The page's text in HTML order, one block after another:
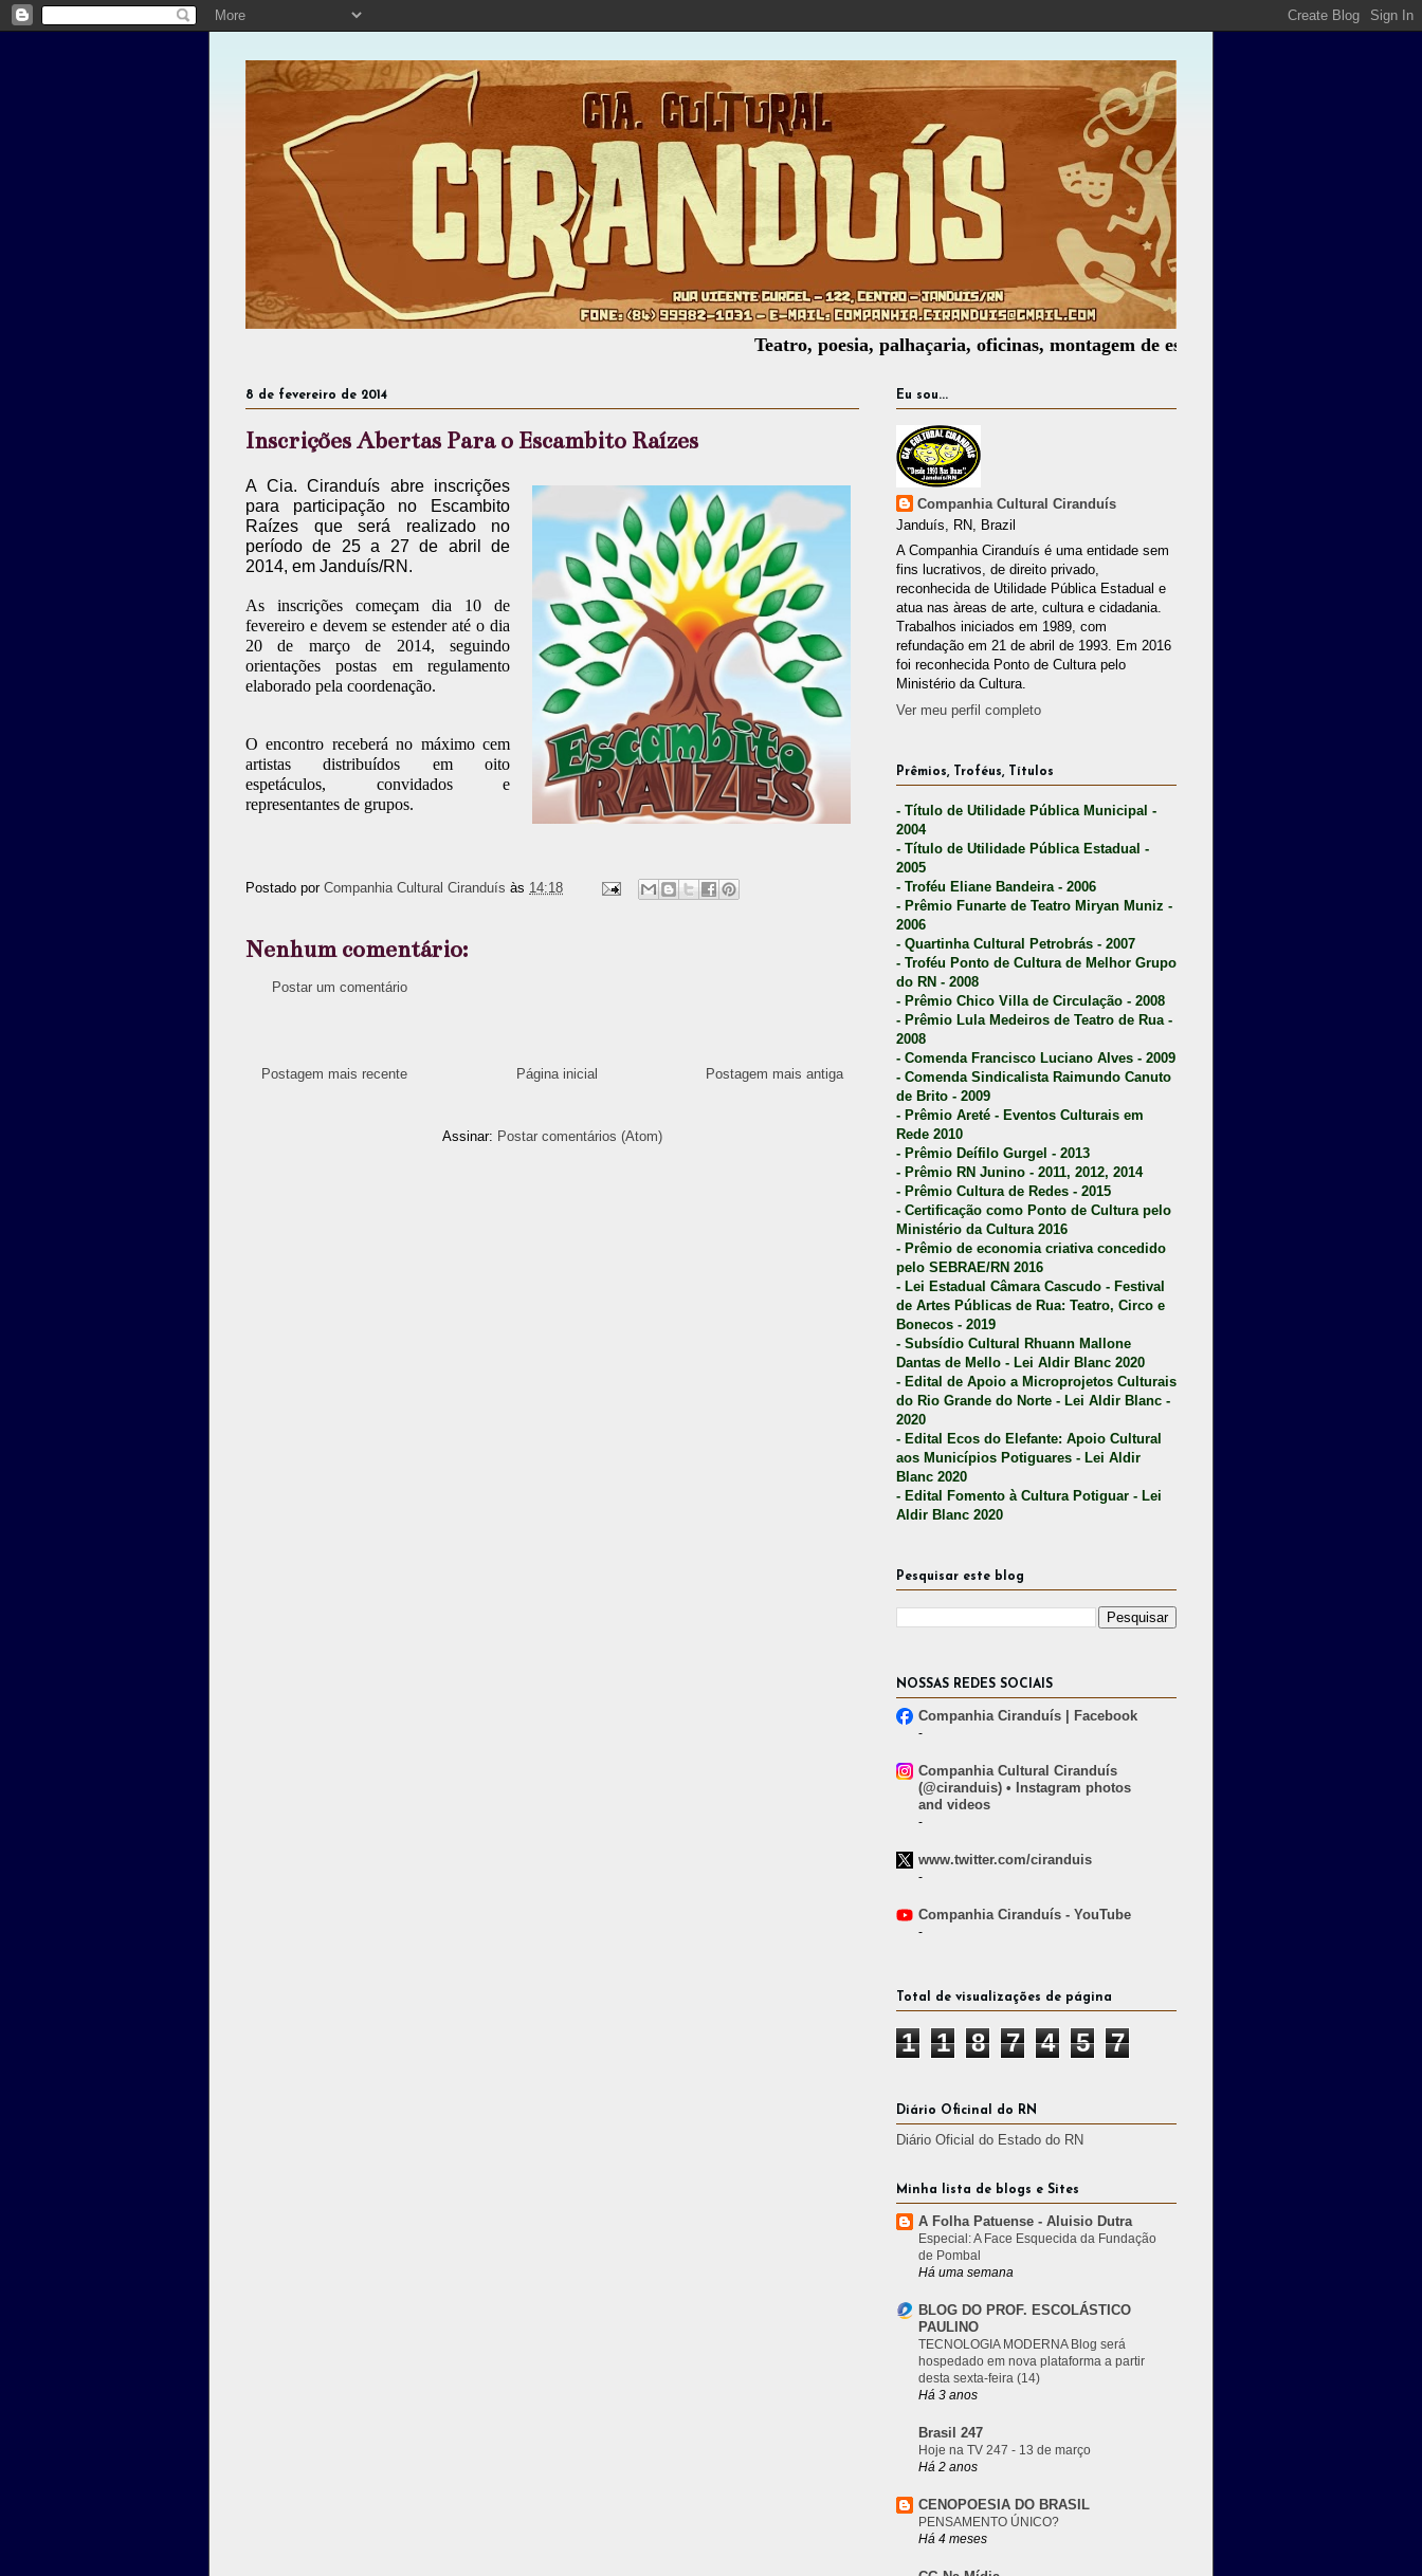
Teatro, poesia, palhaçaria, oficinas, montagem de espetáculos, assessoria cultural,
8 de fevereiro de 2014
Inscrições Abertas Para o Escambito Raízes
A Cia. Ciranduís abre inscrições
para participação no Escambito
Raízes que será realizado no
período de 25 a 27 de abril de
2014, em Janduís/RN.
As inscrições começam dia 10 de
fevereiro e devem se estender até o dia
20 de março de 2014, seguindo
orientações postas em regulamento
elaborado pela coordenação.
O encontro receberá no máximo cem
artistas distribuídos em oito
espetáculos, convidados e
representantes de grupos.
Postado por Companhia Cultural Ciranduís às 14:18
Nenhum comentário:
Postar um comentário
Postagem mais recente Postagem mais antiga
Página inicial
Assinar: Postar comentários (Atom)
Eu sou...
Companhia Cultural Ciranduís
Janduís, RN, Brazil
A Companhia Ciranduís é uma entidade sem
fins lucrativos, de direito privado,
reconhecida de Utilidade Pública Estadual e
atua nas àreas de arte, cultura e cidadania.
Trabalhos iniciados em 1989, com
refundação em 21 de abril de 1993. Em 2016
foi reconhecida Ponto de Cultura pelo
Ministério da Cultura.
Ver meu perfil completo
Prêmios, Troféus, Títulos
- Título de Utilidade Pública Municipal -
2004
- Título de Utilidade Pública Estadual -
2005
- Troféu Eliane Bandeira - 2006
- Prêmio Funarte de Teatro Miryan Muniz -
2006
- Quartinha Cultural Petrobrás - 2007
- Troféu Ponto de Cultura de Melhor Grupo
do RN - 2008
- Prêmio Chico Villa de Circulação - 2008
- Prêmio Lula Medeiros de Teatro de Rua -
2008
- Comenda Francisco Luciano Alves - 2009
- Comenda Sindicalista Raimundo Canuto
de Brito - 2009
- Prêmio Areté - Eventos Culturais em
Rede 2010
- Prêmio Deífilo Gurgel - 2013
- Prêmio RN Junino - 2011, 2012, 2014
- Prêmio Cultura de Redes - 2015
- Certificação como Ponto de Cultura pelo
Ministério da Cultura 2016
- Prêmio de economia criativa concedido
pelo SEBRAE/RN 2016
- Lei Estadual Câmara Cascudo - Festival
de Artes Públicas de Rua: Teatro, Circo e
Bonecos - 2019
- Subsídio Cultural Rhuann Mallone
Dantas de Mello - Lei Aldir Blanc 2020
- Edital de Apoio a Microprojetos Culturais
do Rio Grande do Norte - Lei Aldir Blanc -
2020
- Edital Ecos do Elefante: Apoio Cultural
aos Municípios Potiguares - Lei Aldir
Blanc 2020
- Edital Fomento à Cultura Potiguar - Lei
Aldir Blanc 2020
Pesquisar este blog
NOSSAS REDES SOCIAIS
Companhia Ciranduís | Facebook
-
Companhia Cultural Ciranduís
(@ciranduis) • Instagram photos
and videos
-
www.twitter.com/ciranduis
-
Companhia Ciranduís - YouTube
-
Total de visualizações de página
1 1 8 7 4 5 7
Diário Oficinal do RN
Diário Oficial do Estado do RN
Minha lista de blogs e Sites
A Folha Patuense - Aluisio Dutra
Especial: A Face Esquecida da Fundação
de Pombal
Há uma semana
BLOG DO PROF. ESCOLÁSTICO
PAULINO
TECNOLOGIA MODERNA Blog será
hospedado em nova plataforma a partir
desta sexta-feira (14)
Há 3 anos
Brasil 247
Hoje na TV 247 - 13 de março
Há 2 anos
CENOPOESIA DO BRASIL
PENSAMENTO ÚNICO?
Há 4 meses